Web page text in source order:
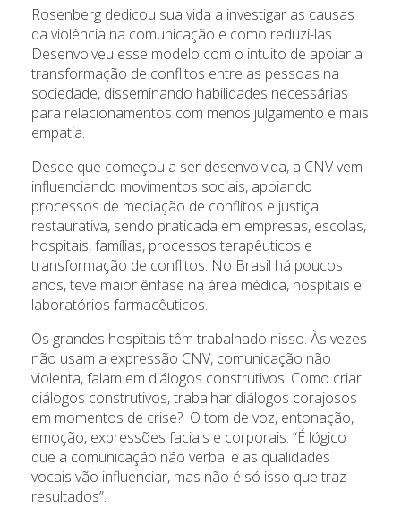
Rosenberg dedicou sua vida a investigar as causas
da violência na comunicação e como reduzi-las.
Desenvolveu esse modelo com o intuito de apoiar a
transformação de conflitos entre as pessoas na
sociedade, disseminando habilidades necessárias
para relacionamentos com menos julgamento e mais
empatia.
Desde que começou a ser desenvolvida, a CNV vem
influenciando movimentos sociais, apoiando
processos de mediação de conflitos e justiça
restaurativa, sendo praticada em empresas, escolas,
hospitais, famílias, processos terapêuticos e
transformação de conflitos. No Brasil há poucos
anos, teve maior ênfase na área médica, hospitais e
laboratórios farmacêuticos.
Os grandes hospitais têm trabalhado nisso. Às vezes
não usam a expressão CNV, comunicação não
violenta, falam em diálogos construtivos. Como criar
diálogos construtivos, trabalhar diálogos corajosos
em momentos de crise? O tom de voz, entonação,
emoção, expressões faciais e corporais. “É lógico
que a comunicação não verbal e as qualidades
vocais vão influenciar, mas não é só isso que traz
resultados”.